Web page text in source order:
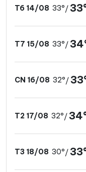
T6 14/08 33°/
T7 15/08 33°/
CN 16/08 32°/
T2 17/08 32°/
T3 18/08 30°/